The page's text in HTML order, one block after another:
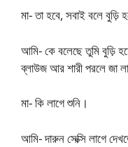
মা- তা হবে, সবাই বলে বুড়ি
আমি- কে বলেছে তুমি বুড়ি
ব্লাউজ আর শারী পরলে জা
মা- কি লাগে শুনি।
আমি- দারুন সেক্সি লাগে